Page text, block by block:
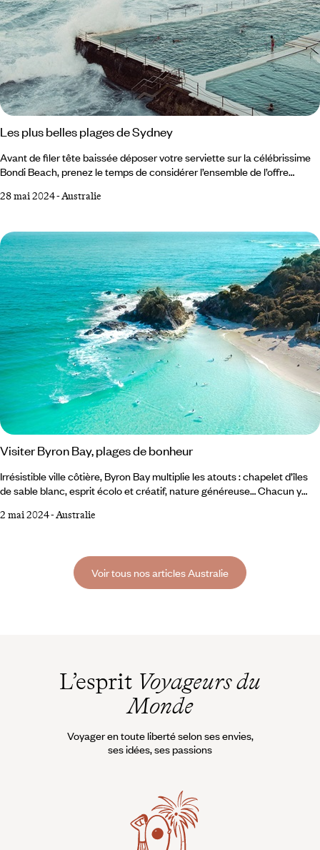
Les plus belles plages de Sydney
Avant de filer tête baissée déposer votre serviette sur la célébrissime
Bondi Beach, prenez le temps de considérer l’ensemble de l’offre
plus connues. Loin s’en faut. Côté baie ou directement sur le
les pieds dans le sable ou restaurant le regard vers le large ? Il existe
autant de plages que d’envies à Sydney, des plus animées aux plus
confidentielles.
28 mai 2024-Australie
Visiter Byron Bay, plages de bonheur
Irrésistible ville côtière, Byron Bay multiplie les atouts : chapelet d’îles
de sable blanc, esprit écolo et créatif, nature généreuse… Chacun y
Une pépite de plus pour l’Australie. Certains sites ont l’extraordinaire
kilomètres face à l’océan Pacifique,
2 mai 2024-Australie
Voir tous nos articles Australie
L’esprit Voyageurs du
Monde
Voyager en toute liberté selon ses envies,
ses idées, ses passions